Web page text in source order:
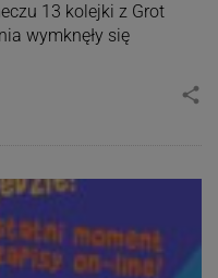
13 kolejki z Grot
wymknęły się
share